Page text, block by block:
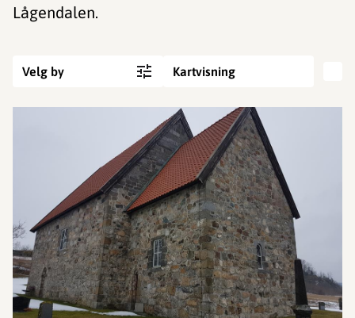
Lågendalen.
Velg by Kartvisning